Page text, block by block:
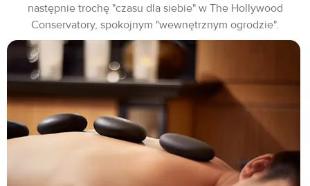
następnie trochę "czasu dla siebie" w The Hollywood
Conservatory, spokojnym "wewnętrznym ogrodzie".